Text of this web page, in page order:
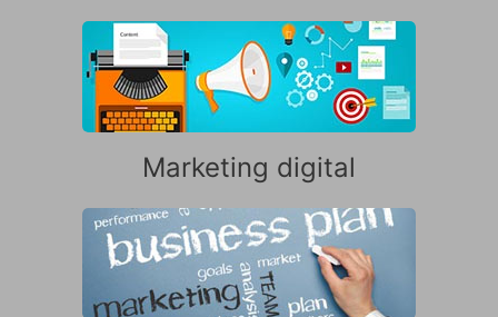
Marketing digital